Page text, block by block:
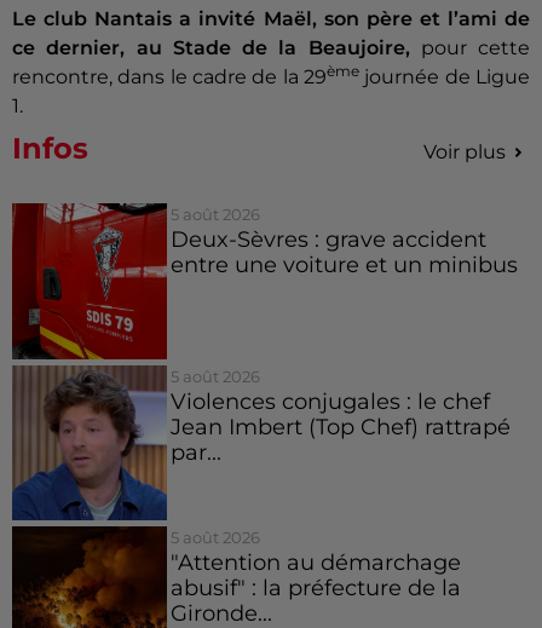
Le club Nantais a invité Maël, son père et l’ami de
ce dernier, au Stade de la Beaujoire, pour cette
rencontre, dans le cadre de la 29ème journée de Ligue
1.
Infos Voir plus
5 août 2026
Deux-Sèvres : grave accident
entre une voiture et un minibus
5 août 2026
Violences conjugales : le chef
Jean Imbert (Top Chef) rattrapé
par...
5 août 2026
"Attention au démarchage
abusif" : la préfecture de la
Gironde...